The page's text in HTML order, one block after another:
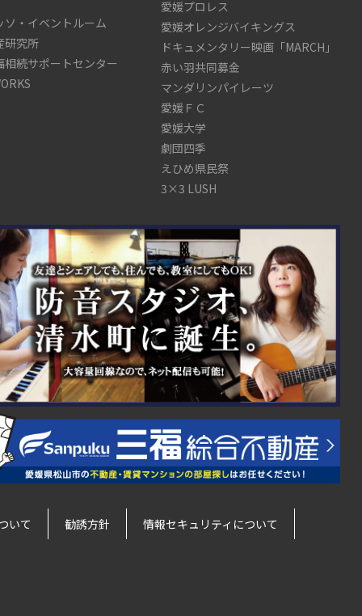
ソ・イベントルーム
研究所
相続サポートセンター
愛媛プロレス
愛媛オレンジバイキングス
ドキュメンタリー映画「MARCH」
赤い羽共同募金
マンダリンパイレーツ
愛媛ＦＣ
愛媛大学
劇団四季
えひめ県民祭
3×3 LUSH
いて 勧誘方針 情報セキュリティについて